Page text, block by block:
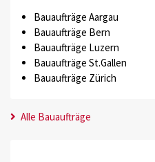
Bauaufträge Aargau
Bauaufträge Bern
Bauaufträge Luzern
Bauaufträge St.Gallen
Bauaufträge Zürich
Alle Bauaufträge